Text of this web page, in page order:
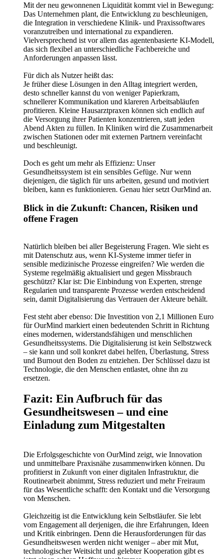
Mit der neu gewonnenen Liquidität kommt viel in Bewegung:
Das Unternehmen plant, die Entwicklung zu beschleunigen,
die Integration in verschiedene Klinik- und Praxissoftwares
voranzutreiben und international zu expandieren.
Vielversprechend ist vor allem das agentenbasierte KI-Modell,
das sich flexibel an unterschiedliche Fachbereiche und
Anforderungen anpassen lässt.
Für dich als Nutzer heißt das:
Je früher diese Lösungen in den Alltag integriert werden,
desto schneller kannst du von weniger Papierkram,
schnellerer Kommunikation und klareren Arbeitsabläufen
profitieren. Kleine Hausarztpraxen können sich endlich auf
die Versorgung ihrer Patienten konzentrieren, statt jeden
Abend Akten zu füllen. In Kliniken wird die Zusammenarbeit
zwischen Stationen oder mit externen Partnern vereinfacht
und beschleunigt.
Doch es geht um mehr als Effizienz: Unser
Gesundheitssystem ist ein sensibles Gefüge. Nur wenn
diejenigen, die täglich für uns arbeiten, gesund und motiviert
bleiben, kann es funktionieren. Genau hier setzt OurMind an.
Blick in die Zukunft: Chancen, Risiken und
offene Fragen
Natürlich bleiben bei aller Begeisterung Fragen. Wie sieht es
mit Datenschutz aus, wenn KI-Systeme immer tiefer in
sensible medizinische Prozesse eingreifen? Wie werden die
Systeme regelmäßig aktualisiert und gegen Missbrauch
geschützt? Klar ist: Die Einbindung von Experten, strenge
Regularien und transparente Prozesse werden entscheidend
sein, damit Digitalisierung das Vertrauen der Akteure behält.
Fest steht aber ebenso: Die Investition von 2,1 Millionen Euro
für OurMind markiert einen bedeutenden Schritt in Richtung
eines modernen, widerstandsfähigen und menschlichen
Gesundheitssystems. Die Digitalisierung ist kein Selbstzweck
– sie kann und soll konkret dabei helfen, Überlastung, Stress
und Burnout den Boden zu entziehen. Der Schlüssel dazu ist
Technologie, die den Menschen entlastet, ohne ihn zu
ersetzen.
Fazit: Ein Aufbruch für das
Gesundheitswesen – und eine
Einladung zum Mitgestalten
Die Erfolgsgeschichte von OurMind zeigt, wie Innovation
und unmittelbare Praxisnähe zusammenwirken können. Du
profitierst in Zukunft von einer digitalen Infrastruktur, die
Routinearbeit abnimmt, Stress reduziert und mehr Freiraum
für das Wesentliche schafft: den Kontakt und die Versorgung
von Menschen.
Gleichzeitig ist die Entwicklung kein Selbstläufer. Sie lebt
vom Engagement all derjenigen, die ihre Erfahrungen, Ideen
und Kritik einbringen. Denn die Herausforderungen für das
Gesundheitswesen werden nicht weniger – aber mit Mut,
technologischer Weitsicht und gelebter Kooperation gibt es